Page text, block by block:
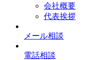
会社概要
代表挨拶
メール相談
電話相談